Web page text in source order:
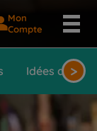
Mon
Compte
Idées de>